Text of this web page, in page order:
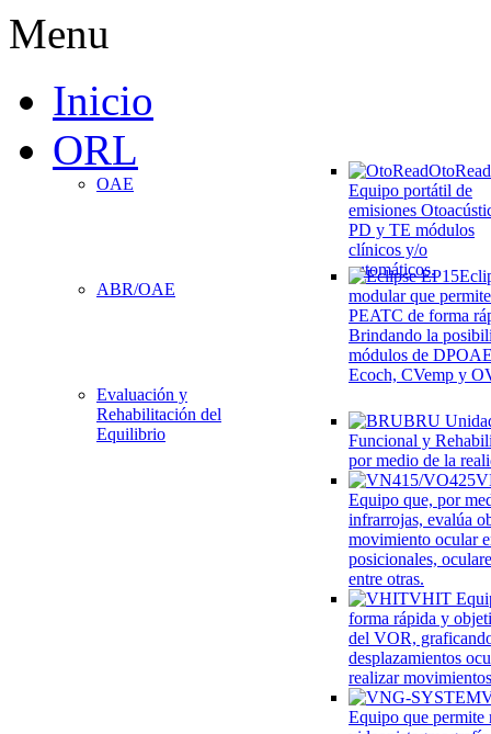
Menu
Inicio
ORL
OAE
OtoRead
Equipo portátil de
emisiones
PD y TE módulos
clínicos y/o
automáticos.
ABR/OAE
modular que
PEATC de forma
Brindando la
módulos de
Ecoch, CVemp y
Evaluación y
Rehabilitación del
Equilibrio
BRU
Funcional y
por medio de la
Equipo que, por
infrarrojas, evalúa
movimiento ocular
posicionales,
entre otras.
VHIT
forma rápida y
del VOR,
desplazamientos
realizar
Equipo que permite